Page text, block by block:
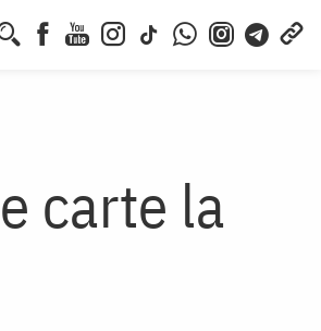
carte la